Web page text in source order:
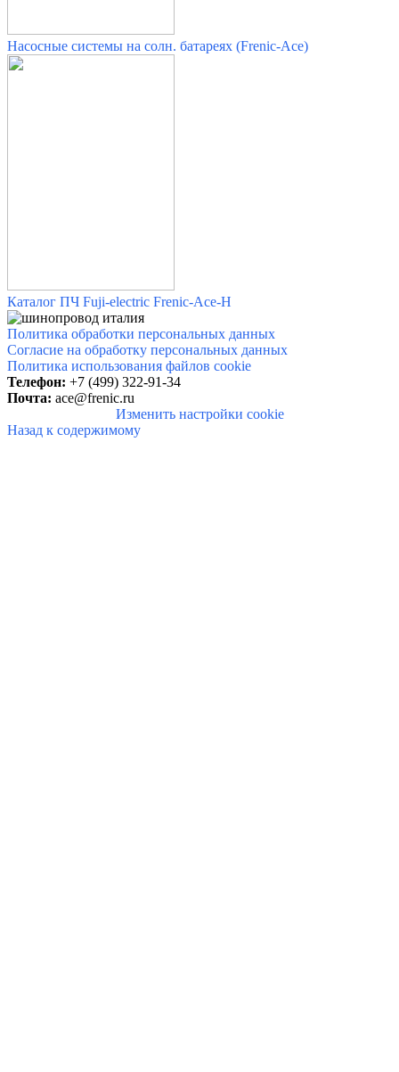
Насосные системы на солн. батареях (Frenic-Ace)
Каталог ПЧ Fuji-electric Frenic-Ace-H
Политика обработки персональных данных
Согласие на обработку персональных данных
Политика использования файлов cookie
Телефон: +7 (499) 322-91-34
Почта: ace@frenic.ru
Изменить настройки cookie
Назад к содержимому